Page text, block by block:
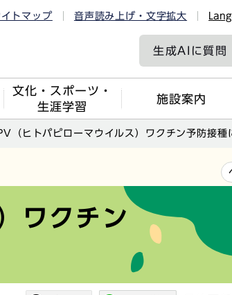
イトマップ 音声読み上げ・文字拡大
生成AIに質問
文化・スポーツ・
生涯学習
施設案内
（ヒトパピローマウイルス）ワクチン予防接種
ワクチン